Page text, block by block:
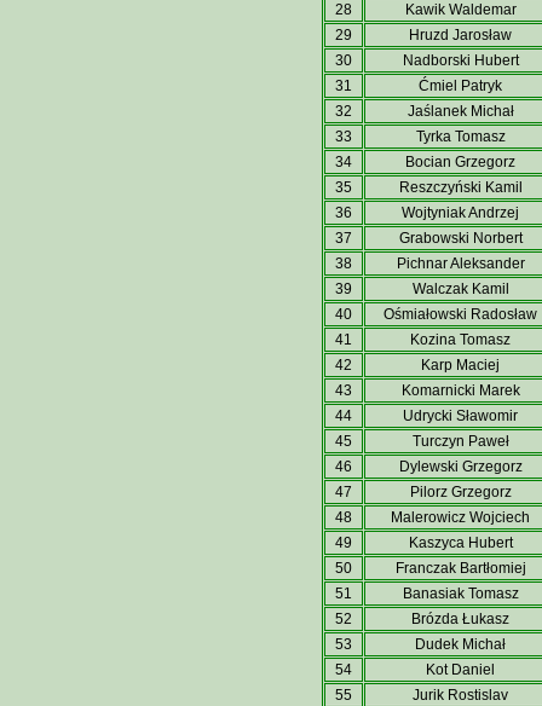
28
Kawik Waldemar
29
Hruzd Jarosław
30
Nadborski Hubert
31
Ćmiel Patryk
32
Jaślanek Michał
33
Tyrka Tomasz
34
Bocian Grzegorz
35
Reszczyński Kamil
36
Wojtyniak Andrzej
37
Grabowski Norbert
38
Pichnar Aleksander
39
Walczak Kamil
40
Ośmiałowski Radosław
41
Kozina Tomasz
42
Karp Maciej
43
Komarnicki Marek
44
Udrycki Sławomir
45
Turczyn Paweł
46
Dylewski Grzegorz
47
Pilorz Grzegorz
48
Malerowicz Wojciech
49
Kaszyca Hubert
50
Franczak Bartłomiej
51
Banasiak Tomasz
52
Brózda Łukasz
53
Dudek Michał
54
Kot Daniel
55
Jurik Rostislav